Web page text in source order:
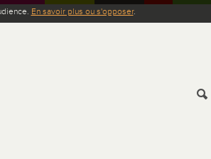
En savoir plus ou s'opposer.